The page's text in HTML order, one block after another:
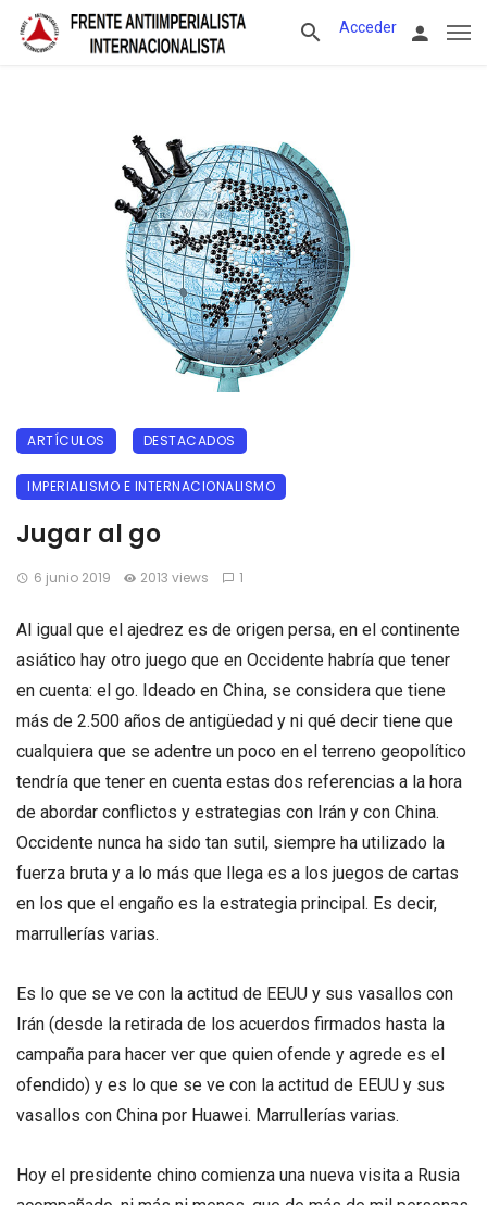
Acceder
ARTÍCULOS DESTACADOS
IMPERIALISMO E INTERNACIONALISMO
Jugar al go
6 junio 2019 2013 views 1
Al igual que el ajedrez es de origen persa, en el continente
asiático hay otro juego que en Occidente habría que tener
en cuenta: el go. Ideado en China, se considera que tiene
más de 2.500 años de antigüedad y ni qué decir tiene que
cualquiera que se adentre un poco en el terreno geopolítico
tendría que tener en cuenta estas dos referencias a la hora
de abordar conflictos y estrategias con Irán y con China.
Occidente nunca ha sido tan sutil, siempre ha utilizado la
fuerza bruta y a lo más que llega es a los juegos de cartas
en los que el engaño es la estrategia principal. Es decir,
marrullerías varias.
Es lo que se ve con la actitud de EEUU y sus vasallos con
Irán (desde la retirada de los acuerdos firmados hasta la
campaña para hacer ver que quien ofende y agrede es el
ofendido) y es lo que se ve con la actitud de EEUU y sus
vasallos con China por Huawei. Marrullerías varias.
Hoy el presidente chino comienza una nueva visita a Rusia